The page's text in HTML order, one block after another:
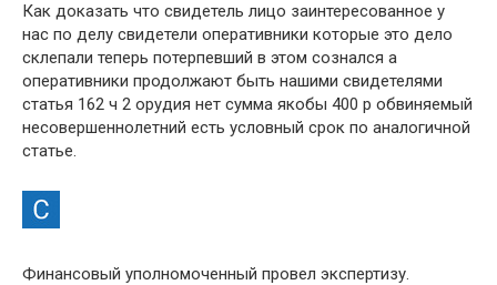
Как доказать что свидетель лицо заинтересованное у
нас по делу свидетели оперативники которые это дело
склепали теперь потерпевший в этом сознался а
оперативники продолжают быть нашими свидетелями
статья 162 ч 2 орудия нет сумма якобы 400 р обвиняемый
несовершеннолетний есть условный срок по аналогичной
статье.
Финансовый уполномоченный провел экспертизу.